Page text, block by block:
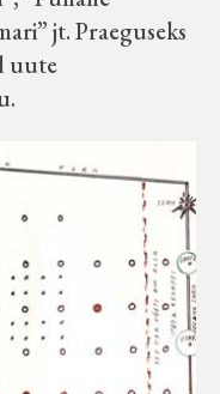
jt. Praeguseks
uute